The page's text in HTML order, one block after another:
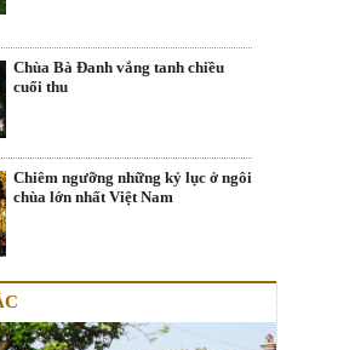
Chùa Bà Đanh vắng tanh chiều
cuối thu
Chiêm ngưỡng những kỷ lục ở ngôi
chùa lớn nhất Việt Nam